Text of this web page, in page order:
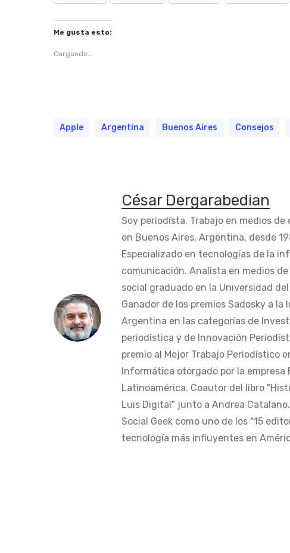
Me gusta esto:
Cargando...
Apple Argentina Buenos Aires Consejos
César Dergarabedian
Soy periodista. Trabajo en medios de
en Buenos Aires, Argentina, desde
Especializado en tecnologías de la
comunicación. Analista en medios
social graduado en la Universidad del
Ganador de los premios Sadosky a la
Argentina en las categorías de
periodística y de Innovación
premio al Mejor Trabajo Periodístico
Informática otorgado por la empresa
Latinoamérica. Coautor del libro
Luis Digital" junto a Andrea
Social Geek como uno de los "15
tecnología más influyentes en